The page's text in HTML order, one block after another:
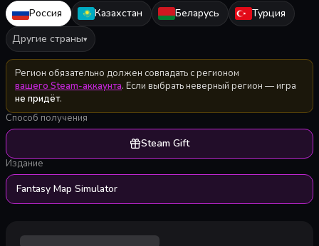
любителей истории и творчества.
Россия Казахстан Беларусь
Турция
Другие страны▾
Регион обязательно должен совпадать с регионом
вашего Steam-аккаунта. Если выбрать неверный регион — игра
не придёт.
Способ получения
Steam Gift
Издание
Fantasy Map Simulator